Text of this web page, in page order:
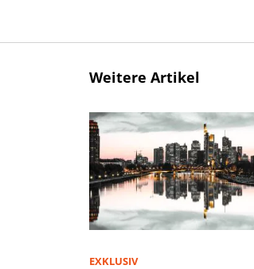
Weitere Artikel
EXKLUSIV